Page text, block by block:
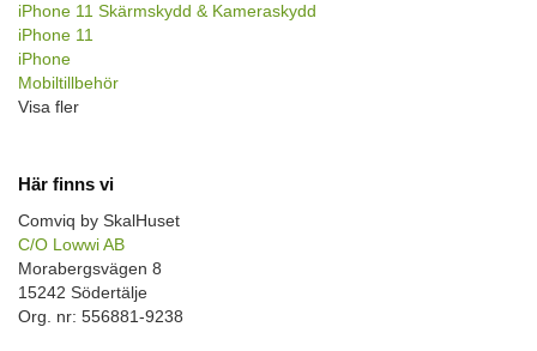
iPhone 11 Skärmskydd & Kameraskydd
iPhone 11
iPhone
Mobiltillbehör
Visa fler
Här finns vi
Comviq by SkalHuset
C/O Lowwi AB
Morabergsvägen 8
15242 Södertälje
Org. nr: 556881-9238